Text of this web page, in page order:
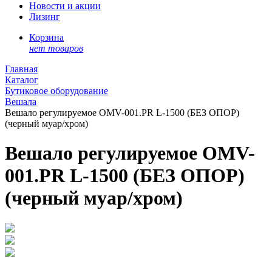
Новости и акции
Лизинг
Корзина
нет товаров
Главная
Каталог
Бутиковое оборудование
Вешала
Вешало регулируемое OMV-001.PR L-1500 (БЕЗ ОПОР)
(черный муар/хром)
Вешало регулируемое OMV-
001.PR L-1500 (БЕЗ ОПОР)
(черный муар/хром)